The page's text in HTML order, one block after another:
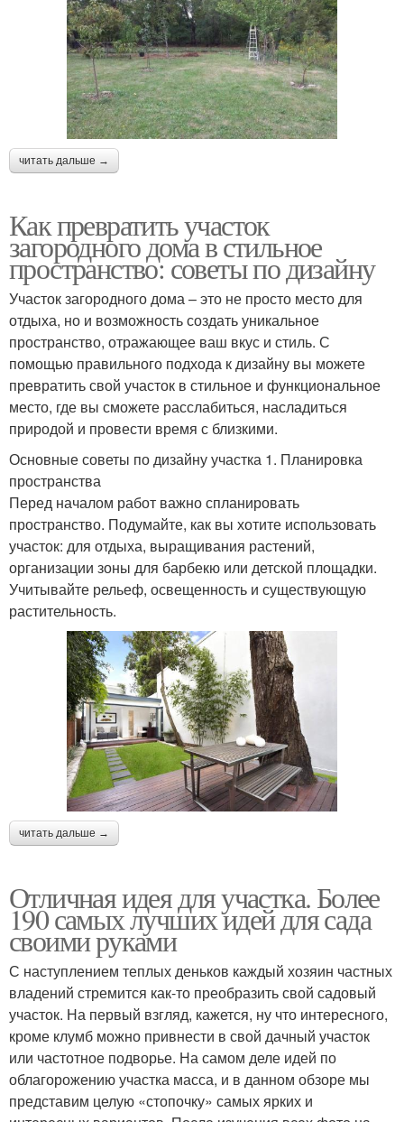
читать дальше →
Как превратить участок
загородного дома в стильное
пространство: советы по дизайну
Участок загородного дома – это не просто место для
отдыха, но и возможность создать уникальное
пространство, отражающее ваш вкус и стиль. С
помощью правильного подхода к дизайну вы можете
превратить свой участок в стильное и функциональное
место, где вы сможете расслабиться, насладиться
природой и провести время с близкими.
Основные советы по дизайну участка 1. Планировка
пространства
Перед началом работ важно спланировать
пространство. Подумайте, как вы хотите использовать
участок: для отдыха, выращивания растений,
организации зоны для барбекю или детской площадки.
Учитывайте рельеф, освещенность и существующую
растительность.
читать дальше →
Отличная идея для участка. Более
190 самых лучших идей для сада
своими руками
С наступлением теплых деньков каждый хозяин частных
владений стремится как-то преобразить свой садовый
участок. На первый взгляд, кажется, ну что интересного,
кроме клумб можно привнести в свой дачный участок
или частотное подворье. На самом деле идей по
облагорожению участка масса, и в данном обзоре мы
представим целую «стопочку» самых ярких и